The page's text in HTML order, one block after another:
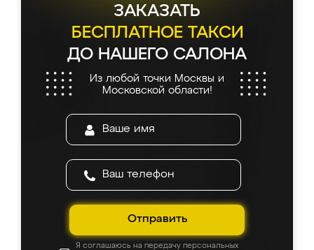
ЗАКАЗАТЬ
БЕСПЛАТНОЕ ТАКСИ
ДО НАШЕГО САЛОНА
Из любой точки Москвы и
Московской области!
Отправить
Я соглашаюсь на передачу персональных